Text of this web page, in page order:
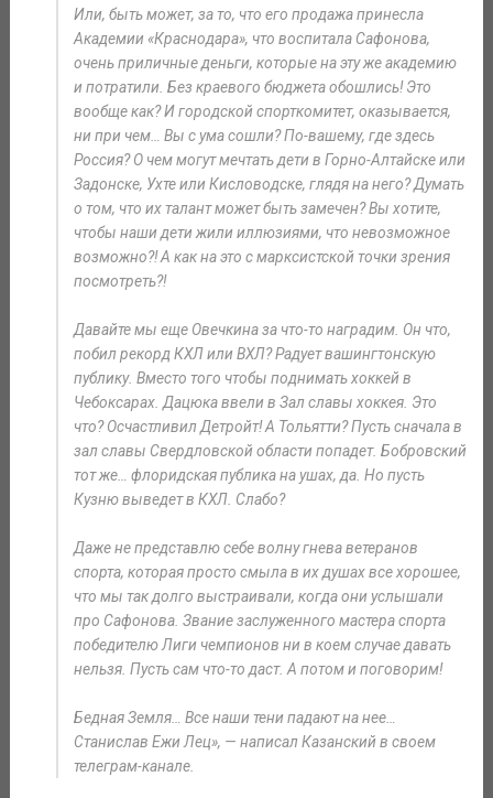
Или, быть может, за то, что его продажа принесла
Академии «Краснодара», что воспитала Сафонова,
очень приличные деньги, которые на эту же академию
и потратили. Без краевого бюджета обошлись! Это
вообще как? И городской спорткомитет, оказывается,
ни при чем… Вы с ума сошли? По-вашему, где здесь
Россия? О чем могут мечтать дети в Горно-Алтайске или
Задонске, Ухте или Кисловодске, глядя на него? Думать
о том, что их талант может быть замечен? Вы хотите,
чтобы наши дети жили иллюзиями, что невозможное
возможно?! А как на это с марксистской точки зрения
посмотреть?!
Давайте мы еще Овечкина за что-то наградим. Он что,
побил рекорд КХЛ или ВХЛ? Радует вашингтонскую
публику. Вместо того чтобы поднимать хоккей в
Чебоксарах. Дацюка ввели в Зал славы хоккея. Это
что? Осчастливил Детройт! А Тольятти? Пусть сначала в
зал славы Свердловской области попадет. Бобровский
тот же… флоридская публика на ушах, да. Но пусть
Кузню выведет в КХЛ. Слабо?
Даже не представлю себе волну гнева ветеранов
спорта, которая просто смыла в их душах все хорошее,
что мы так долго выстраивали, когда они услышали
про Сафонова. Звание заслуженного мастера спорта
победителю Лиги чемпионов ни в коем случае давать
нельзя. Пусть сам что-то даст. А потом и поговорим!
Бедная Земля… Все наши тени падают на нее…
Станислав Ежи Лец», — написал Казанский в своем
телеграм-канале.